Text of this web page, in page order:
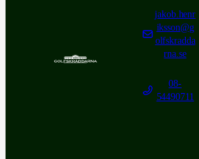
jakob.henr
iksson@g
olfskradda
rna.se
08-
54490711